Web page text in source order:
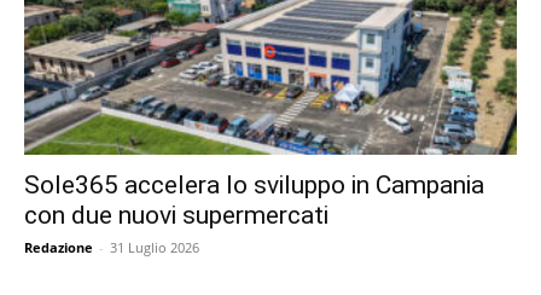
Sole365 accelera lo sviluppo in Campania
con due nuovi supermercati
Redazione - 31 Luglio 2026